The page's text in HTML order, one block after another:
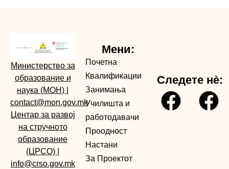
Министерство за
образование и
наука (МОН)
contact@mon.gov.mk
Центар за развој
на стручното
образование
(ЦРСО)
info@crso.gov.mk
Мени:
Почетна
Квалификации
Занимања
Училишта и
работодавачи
Проодност
Настани
За Проектот
Следете нè: